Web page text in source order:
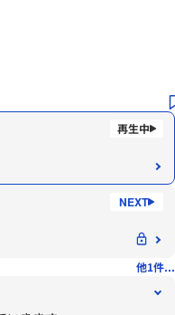
他1件...